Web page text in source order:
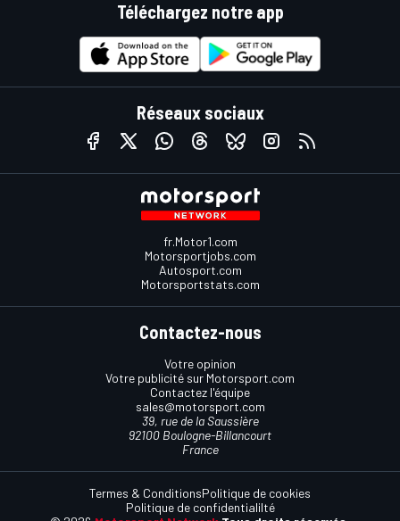
Téléchargez notre app
Réseaux sociaux
fr.Motor1.com
Motorsportjobs.com
Autosport.com
Motorsportstats.com
Contactez-nous
Votre opinion
Votre publicité sur Motorsport.com
Contactez l'équipe
sales@motorsport.com
39, rue de la Saussière
92100 Boulogne-Billancourt
France
Termes & ConditionsPolitique de cookies
Politique de confidentialilté